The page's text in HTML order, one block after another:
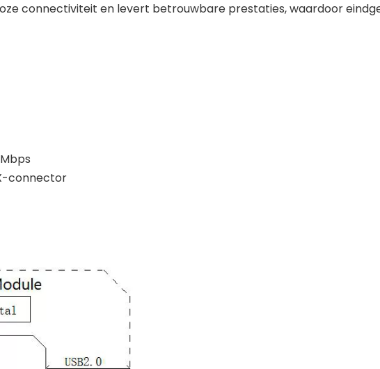
connectiviteit en levert betrouwbare prestaties, waardoor
connector